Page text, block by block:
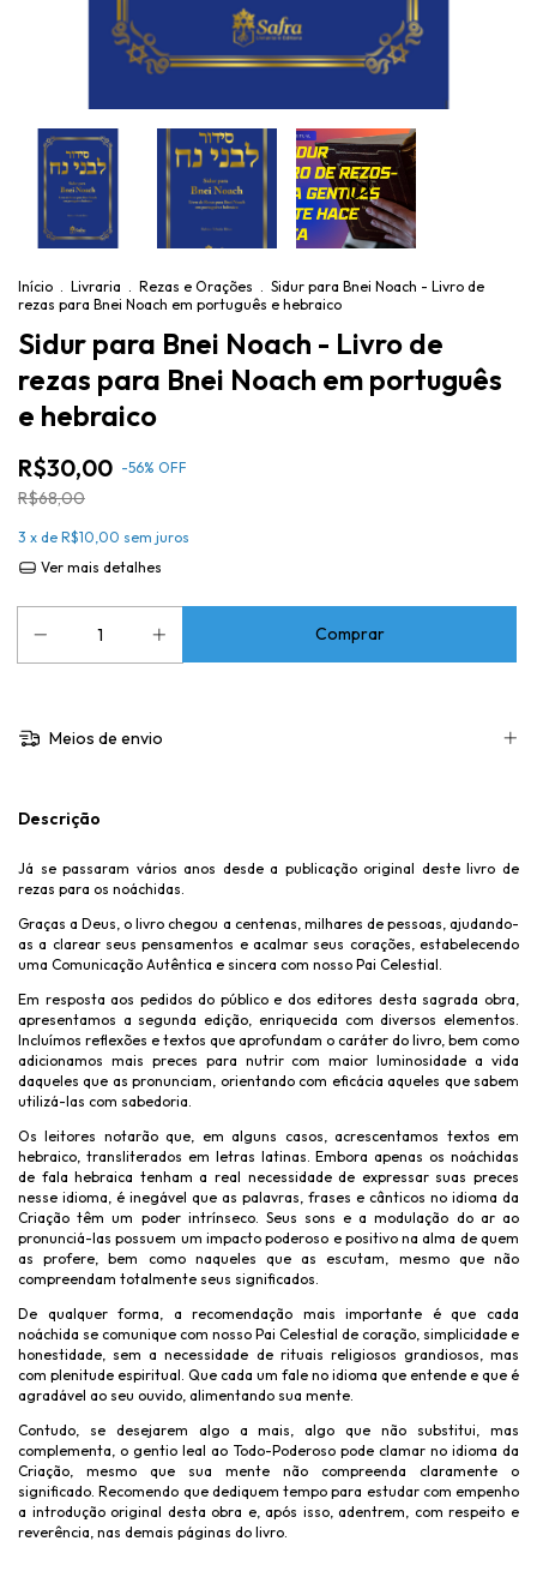
Início . Livraria . Rezas e Orações . Sidur para Bnei Noach - Livro de
rezas para Bnei Noach em português e hebraico
Sidur para Bnei Noach - Livro de
rezas para Bnei Noach em português
e hebraico
R$30,00 -56% OFF
R$68,00
3 x de R$10,00 sem juros
Ver mais detalhes
Meios de envio
Descrição
Já se passaram vários anos desde a publicação original deste livro de
rezas para os noáchidas.
Graças a Deus, o livro chegou a centenas, milhares de pessoas, ajudando-
as a clarear seus pensamentos e acalmar seus corações, estabelecendo
uma Comunicação Autêntica e sincera com nosso Pai Celestial.
Em resposta aos pedidos do público e dos editores desta sagrada obra,
apresentamos a segunda edição, enriquecida com diversos elementos.
Incluímos reflexões e textos que aprofundam o caráter do livro, bem como
adicionamos mais preces para nutrir com maior luminosidade a vida
daqueles que as pronunciam, orientando com eficácia aqueles que sabem
utilizá-las com sabedoria.
Os leitores notarão que, em alguns casos, acrescentamos textos em
hebraico, transliterados em letras latinas. Embora apenas os noáchidas
de fala hebraica tenham a real necessidade de expressar suas preces
nesse idioma, é inegável que as palavras, frases e cânticos no idioma da
Criação têm um poder intrínseco. Seus sons e a modulação do ar ao
pronunciá-las possuem um impacto poderoso e positivo na alma de quem
as profere, bem como naqueles que as escutam, mesmo que não
compreendam totalmente seus significados.
De qualquer forma, a recomendação mais importante é que cada
noáchida se comunique com nosso Pai Celestial de coração, simplicidade e
honestidade, sem a necessidade de rituais religiosos grandiosos, mas
com plenitude espiritual. Que cada um fale no idioma que entende e que é
agradável ao seu ouvido, alimentando sua mente.
Contudo, se desejarem algo a mais, algo que não substitui, mas
complementa, o gentio leal ao Todo-Poderoso pode clamar no idioma da
Criação, mesmo que sua mente não compreenda claramente o
significado. Recomendo que dediquem tempo para estudar com empenho
a introdução original desta obra e, após isso, adentrem, com respeito e
reverência, nas demais páginas do livro.